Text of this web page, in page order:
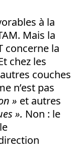
à la
Mais la
concerne la
chez les
couches
n’est pas
» et autres
». Non : le